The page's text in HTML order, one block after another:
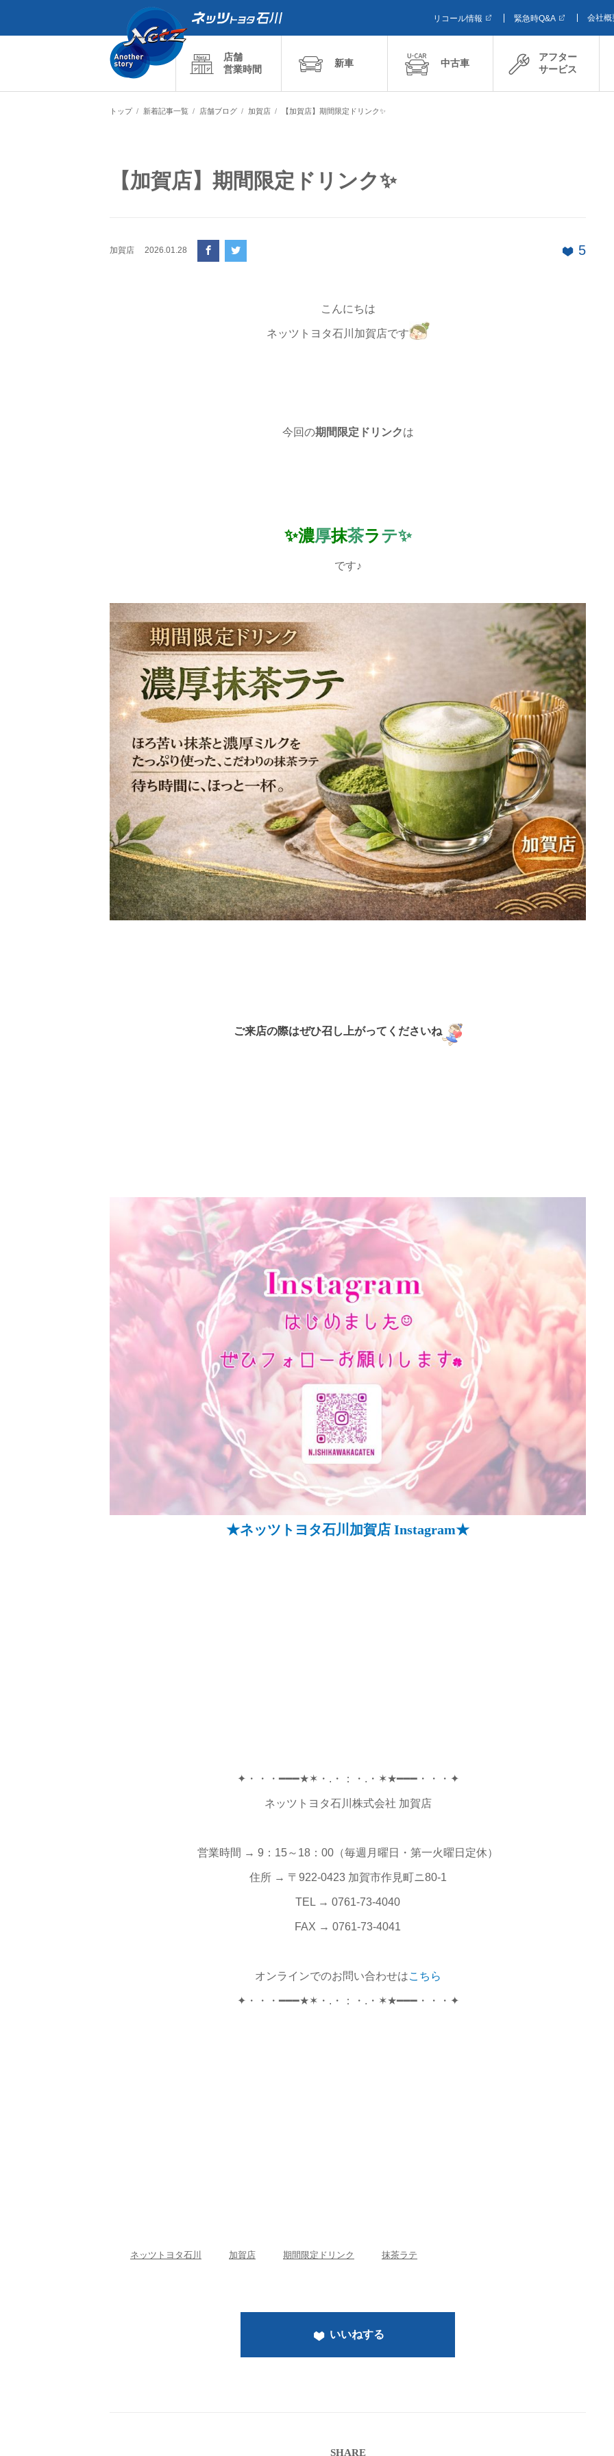
リコール情報 緊急時Q&A 会社概
店舗
営業時間
新車 中古車
アフター
サービス
トップ 新着記事一覧 店舗ブログ 加賀店 【加賀店】期間限定ドリンク✨
【加賀店】期間限定ドリンク✨
加賀店 2026.01.28 5
こんにちは
ネッツトヨタ石川加賀店です
今回の期間限定ドリンクは
✨濃厚抹茶ラテ✨
です♪
ご来店の際はぜひ召し上がってくださいね
★ネッツトヨタ石川加賀店 Instagram★
✦・・・━━━★✶・.・：・.・✶★━━━・・・✦
ネッツトヨタ石川株式会社 加賀店
営業時間 → 9：15～18：00（毎週月曜日・第一火曜日定休）
住所 → 〒922-0423 加賀市作見町ニ80-1
TEL → 0761-73-4040
FAX → 0761-73-4041
オンラインでのお問い合わせはこちら
✦・・・━━━★✶・.・：・.・✶★━━━・・・✦
ネッツトヨタ石川 加賀店 期間限定ドリンク 抹茶ラテ
いいねする
SHARE